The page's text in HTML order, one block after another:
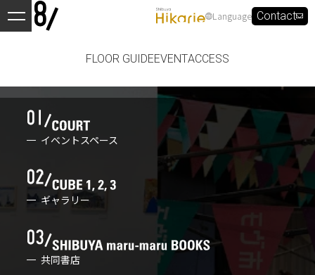
Language Contact
FLOOR GUIDEEVENTACCESS
イベントスペース
ギャラリー
共同書店